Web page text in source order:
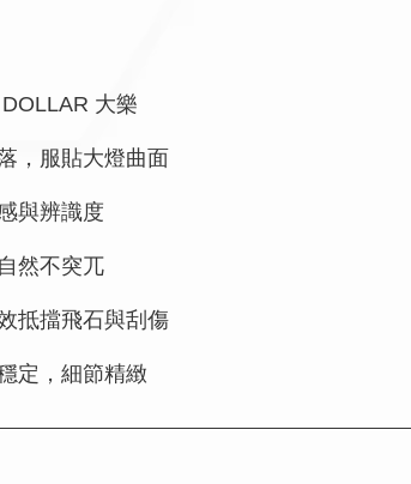
大樂
，服貼大燈曲面
與辨識度
然不突兀
抵擋飛石與刮傷
定，細節精緻